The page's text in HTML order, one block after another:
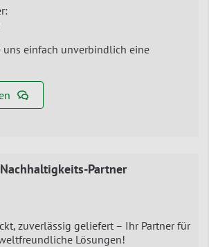
uns einfach unverbindlich eine
Partner
zuverlässig geliefert – Ihr Partner für
Lösungen!